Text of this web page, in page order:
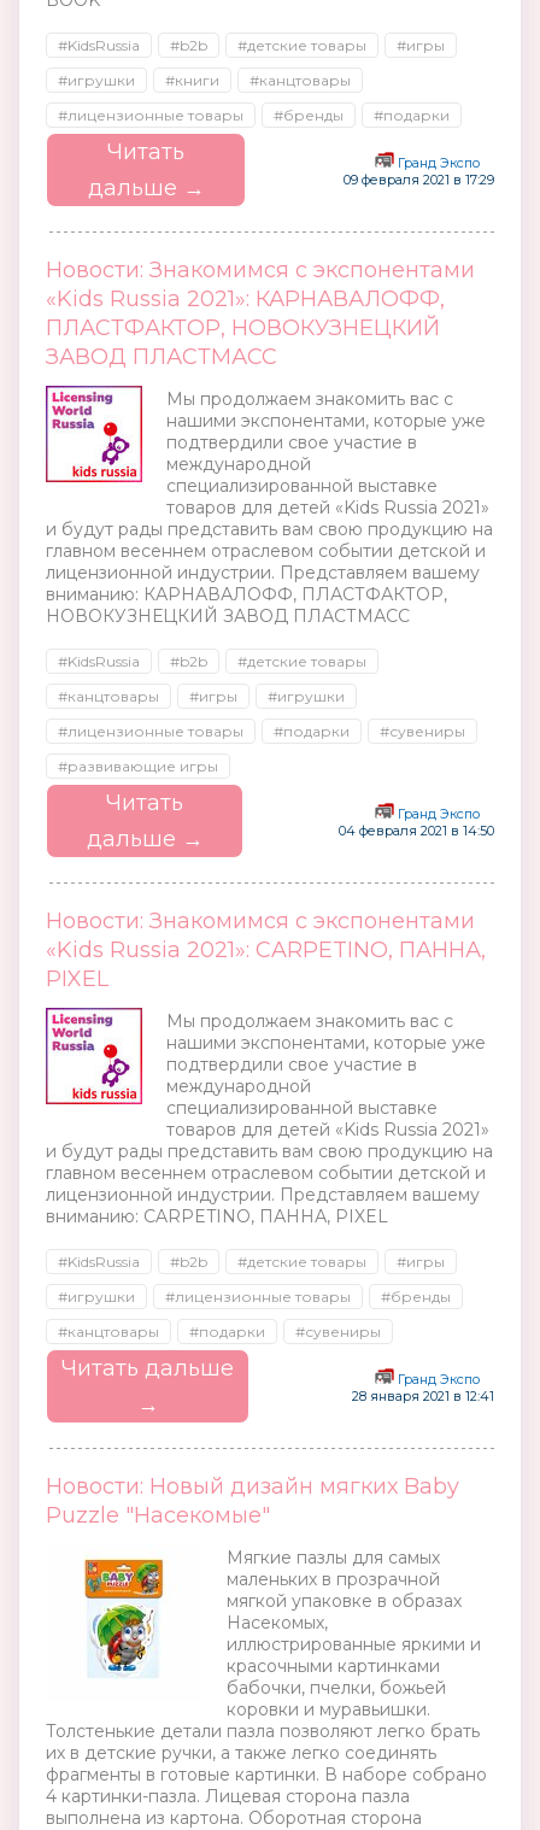
#KidsRussia #b2b #детские товары
#игры
#игрушки
#книги
#канцтовары
#лицензионные товары
#бренды #подарки
Читать
дальше →
Гранд Экспо
09 февраля 2021 в 17:29
Новости: Знакомимся с экспонентами
«Kids Russia 2021»: КАРНАВАЛОФФ,
ПЛАСТФАКТОР, НОВОКУЗНЕЦКИЙ
ЗАВОД ПЛАСТМАСС
Мы продолжаем знакомить вас с
нашими экспонентами, которые уже
подтвердили свое участие в
международной
специализированной выставке
товаров для детей «Kids Russia 2021»
и будут рады представить вам свою продукцию на
главном весеннем отраслевом событии детской и
лицензионной индустрии. Представляем вашему
вниманию: КАРНАВАЛОФФ, ПЛАСТФАКТОР,
НОВОКУЗНЕЦКИЙ ЗАВОД ПЛАСТМАСС
#KidsRussia #b2b
#детские товары
#канцтовары
#игры
#игрушки
#лицензионные товары
#подарки
#сувениры
#развивающие игры
Читать
дальше →
Гранд Экспо
04 февраля 2021 в 14:50
Новости: Знакомимся с экспонентами
«Kids Russia 2021»: CARPETINO, ПАННА,
PIXEL
Мы продолжаем знакомить вас с
нашими экспонентами, которые уже
подтвердили свое участие в
международной
специализированной выставке
товаров для детей «Kids Russia 2021»
и будут рады представить вам свою продукцию на
главном весеннем отраслевом событии детской и
лицензионной индустрии. Представляем вашему
вниманию: CARPETINO, ПАННА, PIXEL
#KidsRussia #b2b #детские товары
#игры
#игрушки
#лицензионные товары
#бренды
#канцтовары
#подарки #сувениры
Читать дальше
→
Гранд Экспо
28 января 2021 в 12:41
Новости: Новый дизайн мягких Baby
Puzzle "Насекомые"
Мягкие пазлы для самых
маленьких в прозрачной
мягкой упаковке в образах
Насекомых,
иллюстрированные яркими и
красочными картинками
бабочки, пчелки, божьей
коровки и муравьишки.
Толстенькие детали пазла позволяют легко брать
их в детские ручки, а также легко соединять
фрагменты в готовые картинки. В наборе собрано
4 картинки-пазла. Лицевая сторона пазла
выполнена из картона. Оборотная сторона